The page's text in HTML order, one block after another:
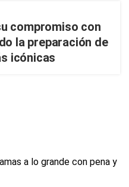
compromiso con
la preparación de
icónicas